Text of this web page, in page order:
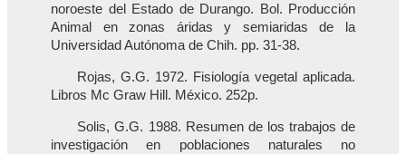
noroeste del Estado de Durango. Bol. Producción
Animal en zonas áridas y semiaridas de la
Universidad Autónoma de Chih. pp. 31-38.
Rojas, G.G. 1972. Fisiología vegetal aplicada.
Libros Mc Graw Hill. México. 252p.
Solis, G.G. 1988. Resumen de los trabajos de
investigación en poblaciones naturales no